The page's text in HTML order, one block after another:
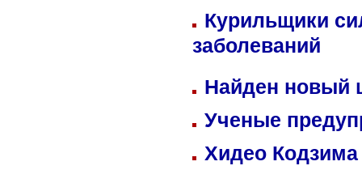
Курильщики
заболеваний
Найден
Ученые
Хидео